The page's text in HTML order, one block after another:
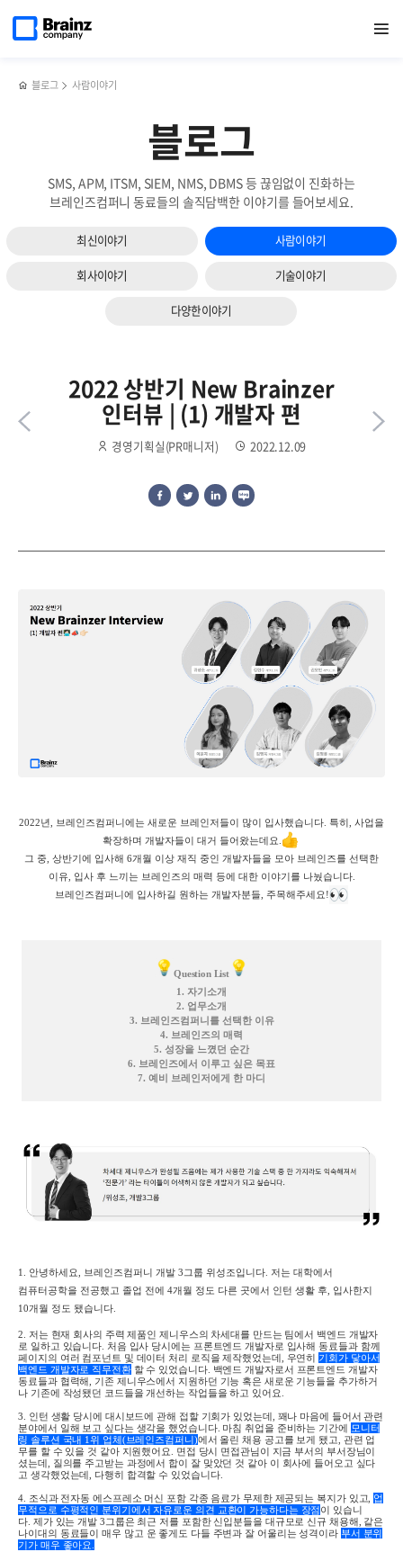
열기
페이지로
블로그 사람이야기
블로그
SMS, APM, ITSM, SIEM, NMS, DBMS 등 끊임없이 진화하는
브레인즈컴퍼니 동료들의 솔직담백한 이야기를 들어보세요.
최신이야기 사람이야기
회사이야기 기술이야기
다양한이야기
2022 상반기 New Brainzer
인터뷰 | (1) 개발자 편
경영기획실(PR매니저) 2022.12.09
가족친화인증
대통령상
2022년, 브레인즈컴퍼니에는 새로운 브레인저들이 많이 입사했습니다. 특히, 사업을
확장하며 개발자들이 대거 들어왔는데요.
그 중, 상반기에 입사해 6개월 이상 재직 중인 개발자들을 모아 브레인즈를 선택한
이유, 입사 후 느끼는 브레인즈의 매력 등에 대한 이야기를 나눴습니다.
브레인즈컴퍼니에 입사하길 원하는 개발자분들, 주목해주세요!
Question List
1. 자기소개
2. 업무소개
3. 브레인즈컴퍼니를 선택한 이유
4. 브레인즈의 매력
5. 성장을 느꼈던 순간
6. 브레인즈에서 이루고 싶은 목표
7. 예비 브레인저에게 한 마디
1. 안녕하세요, 브레인즈컴퍼니 개발 3그룹 위성조입니다. 저는 대학에서
컴퓨터공학을 전공했고 졸업 전에 4개월 정도 다른 곳에서 인턴 생활 후, 입사한지
10개월 정도 됐습니다.
2. 저는 현재 회사의 주력 제품인 제니우스의 차세대를 만드는 팀에서 백엔드 개발자
로 일하고 있습니다. 처음 입사 당시에는 프론트엔드 개발자로 입사해 동료들과 함께
페이지의 여러 컴포넌트 및 데이터 처리 로직을 제작했었는데 , 우연히 기회가 닿아서
백엔드 개발자로 직무전환할 수 있었습니다. 백엔드 개발자로서 프론트엔드 개발자
동료들과 협력해, 기존 제니우스에서 지원하던 기능 혹은 새로운 기능들을 추가하거
나 기존에 작성됐던 코드들을 개선하는 작업들을 하고 있어요.
3. 인턴 생활 당시에 대시보드에 관해 접할 기회가 있었는데 , 꽤나 마음에 들어서 관련
분야에서 일해 보고 싶다는 생각을 했었습니다. 마침 취업을 준비하는 기간에
모니터
링 솔루션 국내 1위 업체(브레인즈컴퍼니)에서 올린 채용 공고를 보게 됐고, 관련 업
무를 할 수 있을 것 같아 지원했어요. 면접 당시 면접관님이 지금 부서의 부서장님이
셨는데 , 질의를 주고받는 과정에서 합이 잘 맞았던 것 같아 이 회사에 들어오고 싶다
고 생각했었는데, 다행히 합격할 수 있었습니다.
4. 조식과 전자동 에스프레소 머신 포함 각종 음료가 무제한 제공되는 복지가 있고, 업
무적으로 수평적인 분위기에서 자유로운 의견 교환이 가능하다는 장점이 있습니
다. 제가 있는 개발 3그룹은 최근 저를 포함한 신입분들을 대규모로 신규 채용해, 같은
나이대의 동료들이 매우 많고 운 좋게도 다들 주변과 잘 어울리는 성격이라 부서 분위
기가 매우 좋아요.
다음
슬라이드